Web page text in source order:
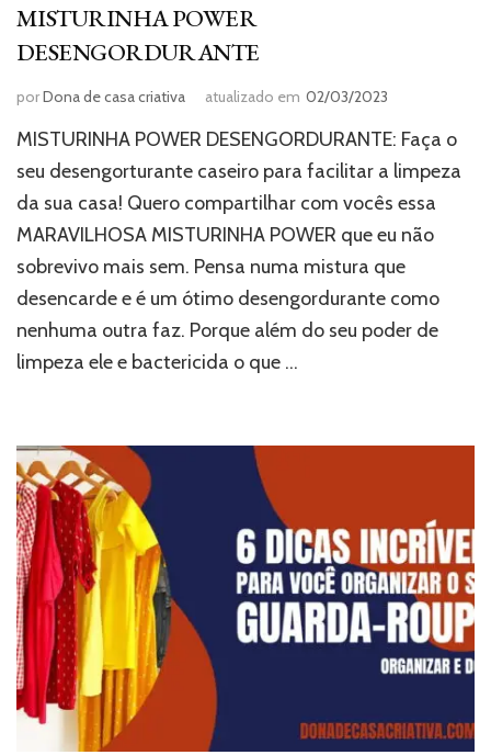
MISTURINHA POWER
DESENGORDURANTE
porDona de casa criativa atualizado em 02/03/2023
MISTURINHA POWER DESENGORDURANTE: Faça o
seu desengorturante caseiro para facilitar a limpeza
da sua casa! Quero compartilhar com vocês essa
MARAVILHOSA MISTURINHA POWER que eu não
sobrevivo mais sem. Pensa numa mistura que
desencarde e é um ótimo desengordurante como
nenhuma outra faz. Porque além do seu poder de
limpeza ele e bactericida o que …